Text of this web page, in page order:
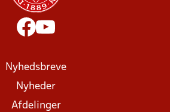
Nyhedsbreve
Nyheder
Afdelinger